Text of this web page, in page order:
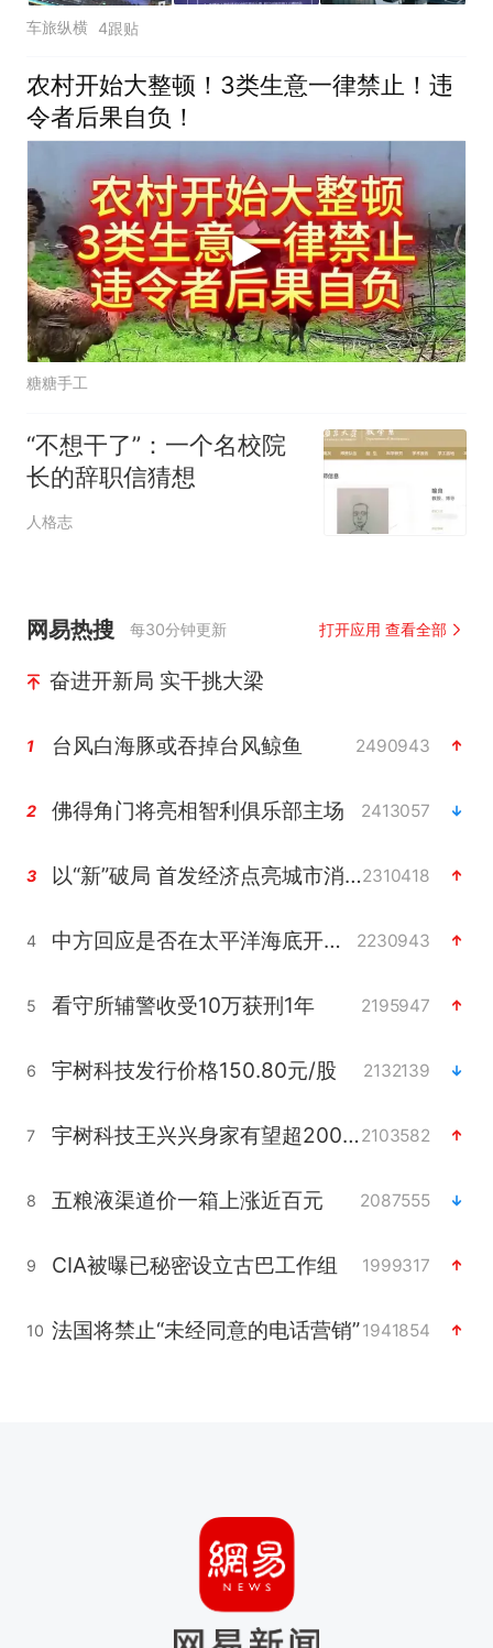
车旅纵横 4跟贴
农村开始大整顿！3类生意一律禁止！违
令者后果自负！
糖糖手工
“不想干了”：一个名校院
长的辞职信猜想
人格志
网易热搜 每30分钟更新 打开应用 查看全部
奋进开新局 实干挑大梁
1 台风白海豚或吞掉台风鲸鱼 2490943
2 佛得角门将亮相智利俱乐部主场 2413057
3 以“新”破局 首发经济点亮城市消费活力2310418
4 中方回应是否在太平洋海底开采稀土 2230943
5 看守所辅警收受10万获刑1年 2195947
6 宇树科技发行价格150.80元/股 2132139
7 宇树科技王兴兴身家有望超200亿元2103582
8 五粮液渠道价一箱上涨近百元 2087555
9 CIA被曝已秘密设立古巴工作组 1999317
10 法国将禁止“未经同意的电话营销”1941854